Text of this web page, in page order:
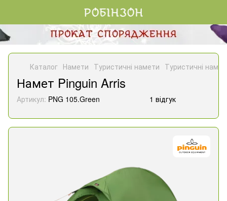
Каталог Намети Туристичні намети Туристичні
Намет Pinguin Arris
Артикул: PNG 105.Green 1 відгук